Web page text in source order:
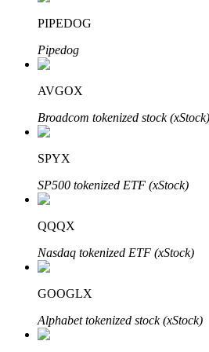
Блокировки BTR
Сервис заимствований,
PIPEDOG
Pipedog
AVGOX
Broadcom tokenized stock (xStock)
SPYX
SP500 tokenized ETF (xStock)
QQQX
Nasdaq tokenized ETF (xStock)
GOOGLX
Alphabet tokenized stock (xStock)